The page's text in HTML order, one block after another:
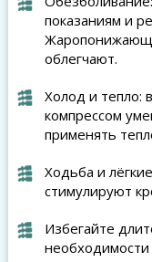
показаниям и
облегчают.
Холод и тепло:
компрессом
применять
Ходьба и
стимулируют
Избегайте